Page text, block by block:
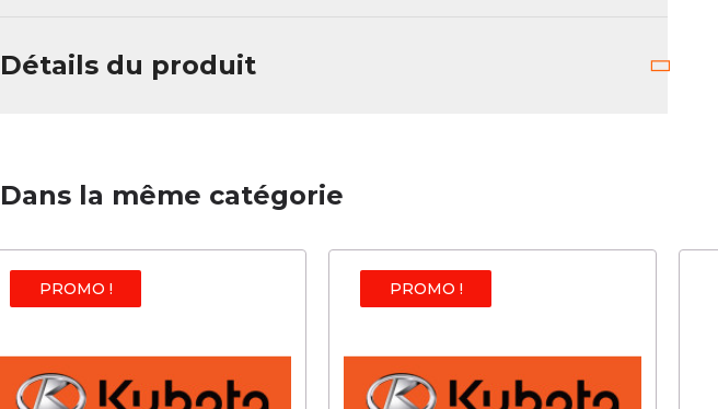
Détails du produit
Dans la même catégorie
PROMO ! PROMO !